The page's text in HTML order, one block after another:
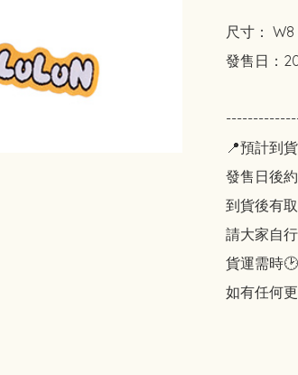
尺寸： W8
發售日：
📍預計到
發售日後
到貨後有
請大家自
貨運需時
如有任何